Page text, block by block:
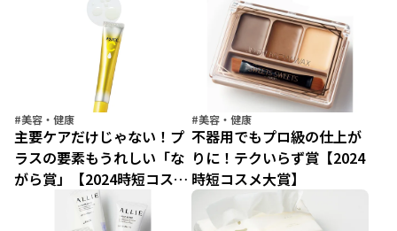
#美容・健康
主要ケアだけじゃない！プ
ラスの要素もうれしい「な
がら賞」【2024時短コスメ
#美容・健康
不器用でもプロ級の仕上が
りに！テクいらず賞【2024
時短コスメ大賞】